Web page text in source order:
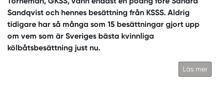
Sandqvist och hennes besättning från KSSS. Aldrig
tidigare har så många som 15 besättningar gjort upp
om vem som är Sveriges bästa kvinnliga
kölbåtsbesättning just nu.
Läs mer